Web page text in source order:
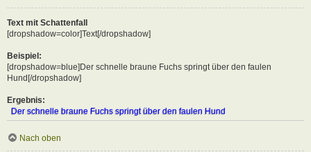
Text mit Schattenfall
[dropshadow=color]Text[/dropshadow]
Beispiel:
[dropshadow=blue]Der schnelle braune Fuchs springt über den faulen
Hund[/dropshadow]
Ergebnis:
Der schnelle braune Fuchs springt über den faulen Hund
Nach oben